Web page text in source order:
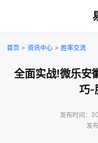
首页 > 资讯中心 > 胜率交流
全面实战!微乐安
巧-
发布时间：
发